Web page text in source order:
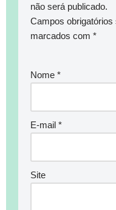
não será publicado.
Campos obrigatórios
marcados com *
Nome *
E-mail *
Site